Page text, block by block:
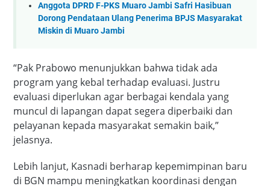
Anggota DPRD F-PKS Muaro Jambi Safri Hasibuan
Dorong Pendataan Ulang Penerima BPJS Masyarakat
Miskin di Muaro Jambi
“Pak Prabowo menunjukkan bahwa tidak ada
program yang kebal terhadap evaluasi. Justru
evaluasi diperlukan agar berbagai kendala yang
muncul di lapangan dapat segera diperbaiki dan
pelayanan kepada masyarakat semakin baik,”
jelasnya.
Lebih lanjut, Kasnadi berharap kepemimpinan baru
di BGN mampu meningkatkan koordinasi dengan